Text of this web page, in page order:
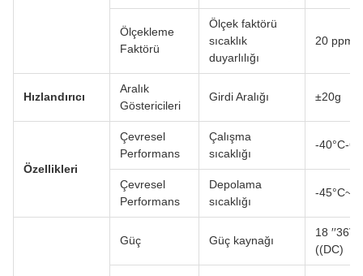
Ölçekleme
Faktörü
Ölçek faktörü
sıcaklık
duyarlılığı
20 ppm/
Hızlandırıcı
Aralık
Göstericileri
Girdi Aralığı ±20g
Özellikleri
Çevresel
Performans
Çalışma
sıcaklığı
-40°C-
Çevresel
Performans
Depolama
sıcaklığı
-
Güç Güç kaynağı
18 ′′36V
((DC)